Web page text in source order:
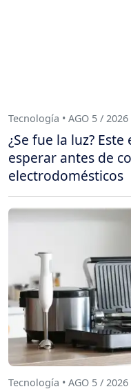
Tecnología • AGO 5 / 2026
¿Se fue la luz?
esperar antes de
electrodomésticos
Tecnología • AGO 5 / 2026